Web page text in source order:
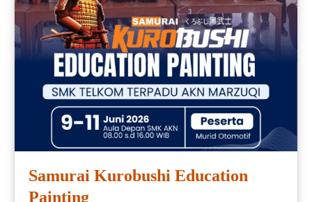
Samurai Kurobushi Education
Painting